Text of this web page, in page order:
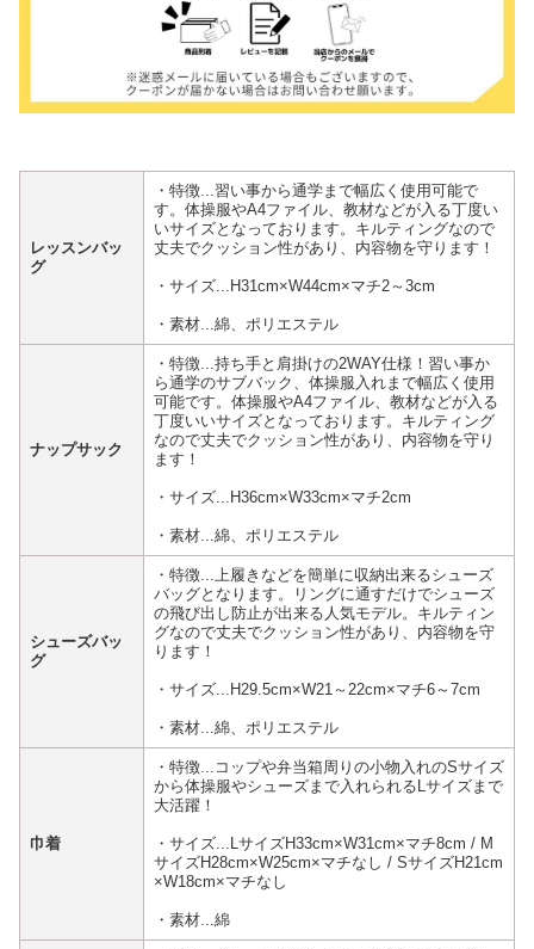
レッスンバッ
グ
・特徴...習い事から通学まで幅広く使用可能で
す。体操服やA4ファイル、教材などが入る丁度い
いサイズとなっております。キルティングなので
丈夫でクッション性があり、内容物を守ります！
・サイズ...H31cm×W44cm×マチ2～3cm
・素材...綿、ポリエステル
ナップサック
・特徴...持ち手と肩掛けの2WAY仕様！習い事か
ら通学のサブバック、体操服入れまで幅広く使用
可能です。体操服やA4ファイル、教材などが入る
丁度いいサイズとなっております。キルティング
なので丈夫でクッション性があり、内容物を守り
ます！
・サイズ...H36cm×W33cm×マチ2cm
・素材...綿、ポリエステル
シューズバッ
グ
・特徴...上履きなどを簡単に収納出来るシューズ
バッグとなります。リングに通すだけでシューズ
の飛び出し防止が出来る人気モデル。キルティン
グなので丈夫でクッション性があり、内容物を守
ります！
・サイズ...H29.5cm×W21～22cm×マチ6～7cm
・素材...綿、ポリエステル
巾着
・特徴...コップや弁当箱周りの小物入れのSサイズ
から体操服やシューズまで入れられるLサイズまで
大活躍！
・サイズ...LサイズH33cm×W31cm×マチ8cm / M
サイズH28cm×W25cm×マチなし / SサイズH21cm
×W18cm×マチなし
・素材...綿